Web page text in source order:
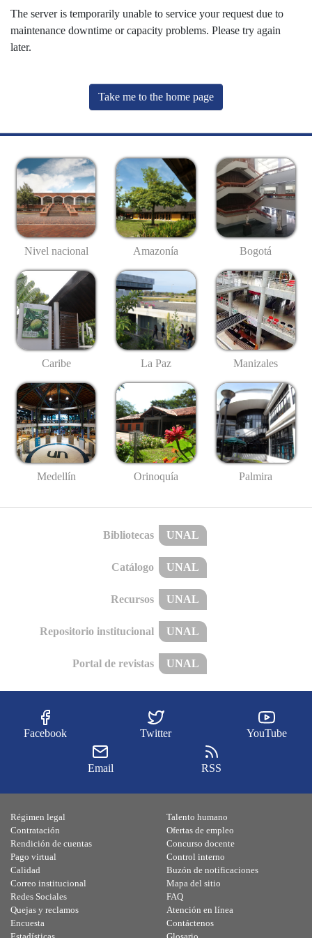
The server is temporarily unable to service your request due to
maintenance downtime or capacity problems. Please try again
later.
Take me to the home page
Nivel nacional Amazonía Bogotá
Caribe La Paz Manizales
Medellín Orinoquía Palmira
Bibliotecas UNAL
Catálogo UNAL
Recursos UNAL
Repositorio institucional UNAL
Portal de revistas UNAL
Facebook Twitter YouTube
Email RSS
Régimen legal
Contratación
Rendición de cuentas
Pago virtual
Calidad
Talento humano
Ofertas de empleo
Concurso docente
Control interno
Buzón de notificaciones
Correo institucional
Redes Sociales
Quejas y reclamos
Encuesta
Mapa del sitio
FAQ
Atención en línea
Contáctenos